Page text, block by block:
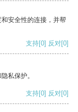
安全性的连接，并帮
支持[0] 反对[0]
私保护。
支持[0] 反对[0]